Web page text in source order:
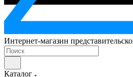
Интернет-магазин
Каталог